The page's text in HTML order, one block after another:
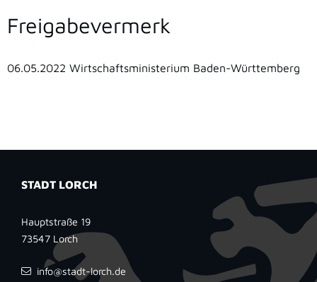
Freigabevermerk
06.05.2022 Wirtschaftsministerium Baden-Württemberg
STADT LORCH
Hauptstraße 19
73547 Lorch
info@stadt-lorch.de